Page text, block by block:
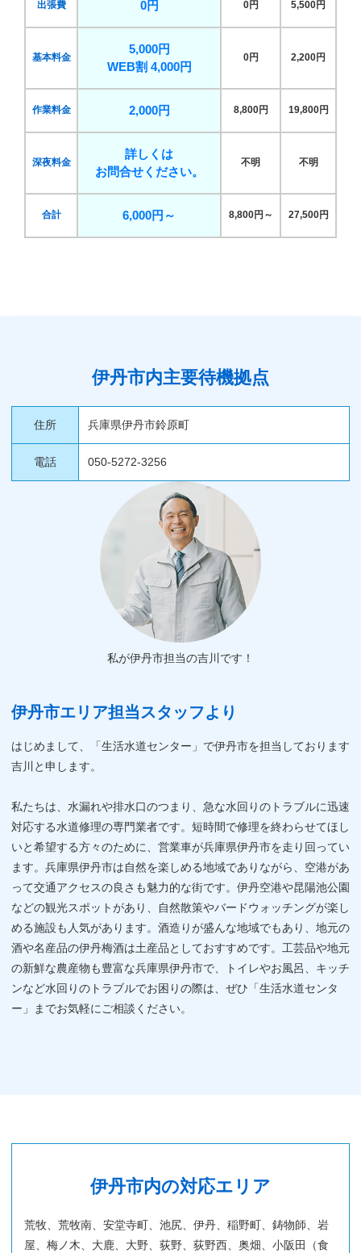
出張費 0円 0円 5,500円
基本料金
5,000円
WEB割 4,000円
0円 2,200円
作業料金 2,000円 8,800円 19,800円
深夜料金
詳しくは
お問合せください。
不明 不明
合計 6,000円～ 8,800円～ 27,500円
伊丹市内主要待機拠点
住所 兵庫県伊丹市鈴原町
電話 050-5272-3256
私が伊丹市担当の吉川です！
伊丹市エリア担当スタッフより
はじめまして、「生活水道センター」で伊丹市を担当しております
吉川と申します。
私たちは、水漏れや排水口のつまり、急な水回りのトラブルに迅速
対応する水道修理の専門業者です。短時間で修理を終わらせてほし
いと希望する方々のために、営業車が兵庫県伊丹市を走り回ってい
ます。兵庫県伊丹市は自然を楽しめる地域でありながら、空港があ
って交通アクセスの良さも魅力的な街です。伊丹空港や昆陽池公園
などの観光スポットがあり、自然散策やバードウォッチングが楽し
める施設も人気があります。酒造りが盛んな地域でもあり、地元の
酒や名産品の伊丹梅酒は土産品としておすすめです。工芸品や地元
の新鮮な農産物も豊富な兵庫県伊丹市で、トイレやお風呂、キッチ
ンなど水回りのトラブルでお困りの際は、ぜひ「生活水道センタ
ー」までお気軽にご相談ください。
伊丹市内の対応エリア
荒牧、荒牧南、安堂寺町、池尻、伊丹、稲野町、鋳物師、岩
屋、梅ノ木、大鹿、大野、荻野、荻野西、奥畑、小阪田（食